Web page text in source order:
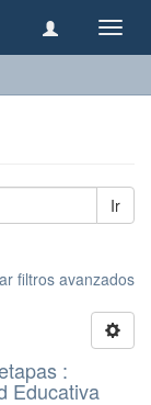
Ir
filtros avanzados
:
Educativa